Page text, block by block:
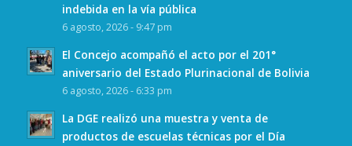
indebida en la vía pública
6 agosto, 2026 - 9:47 pm
El Concejo acompañó el acto por el 201°
aniversario del Estado Plurinacional de Bolivia
6 agosto, 2026 - 6:33 pm
La DGE realizó una muestra y venta de
productos de escuelas técnicas por el Día